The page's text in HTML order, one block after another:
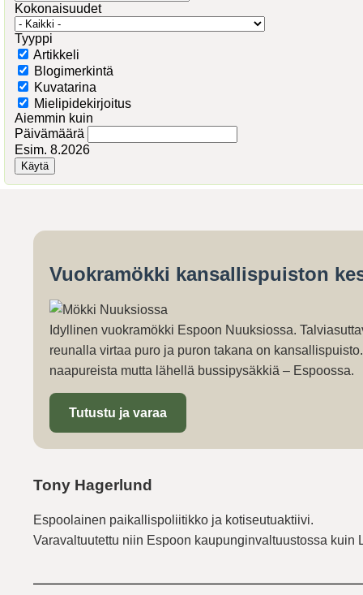
Kokonaisuudet
Tyyppi
Artikkeli
Blogimerkintä
Kuvatarina
Mielipidekirjoitus
Aiemmin kuin
Päivämäärä
Esim. 8.2026
Vuokramökki kansallispuiston
Idyllinen vuokramökki Espoon Nuuksiossa.
reunalla virtaa puro ja puron takana on
naapureista mutta lähellä bussipysäkkiä – Espoossa.
Tutustu ja varaa
Tony Hagerlund
Espoolainen paikallispoliitikko ja kotiseutuaktiivi.
Varavaltuutettu niin Espoon kaupunginvaltuustossa